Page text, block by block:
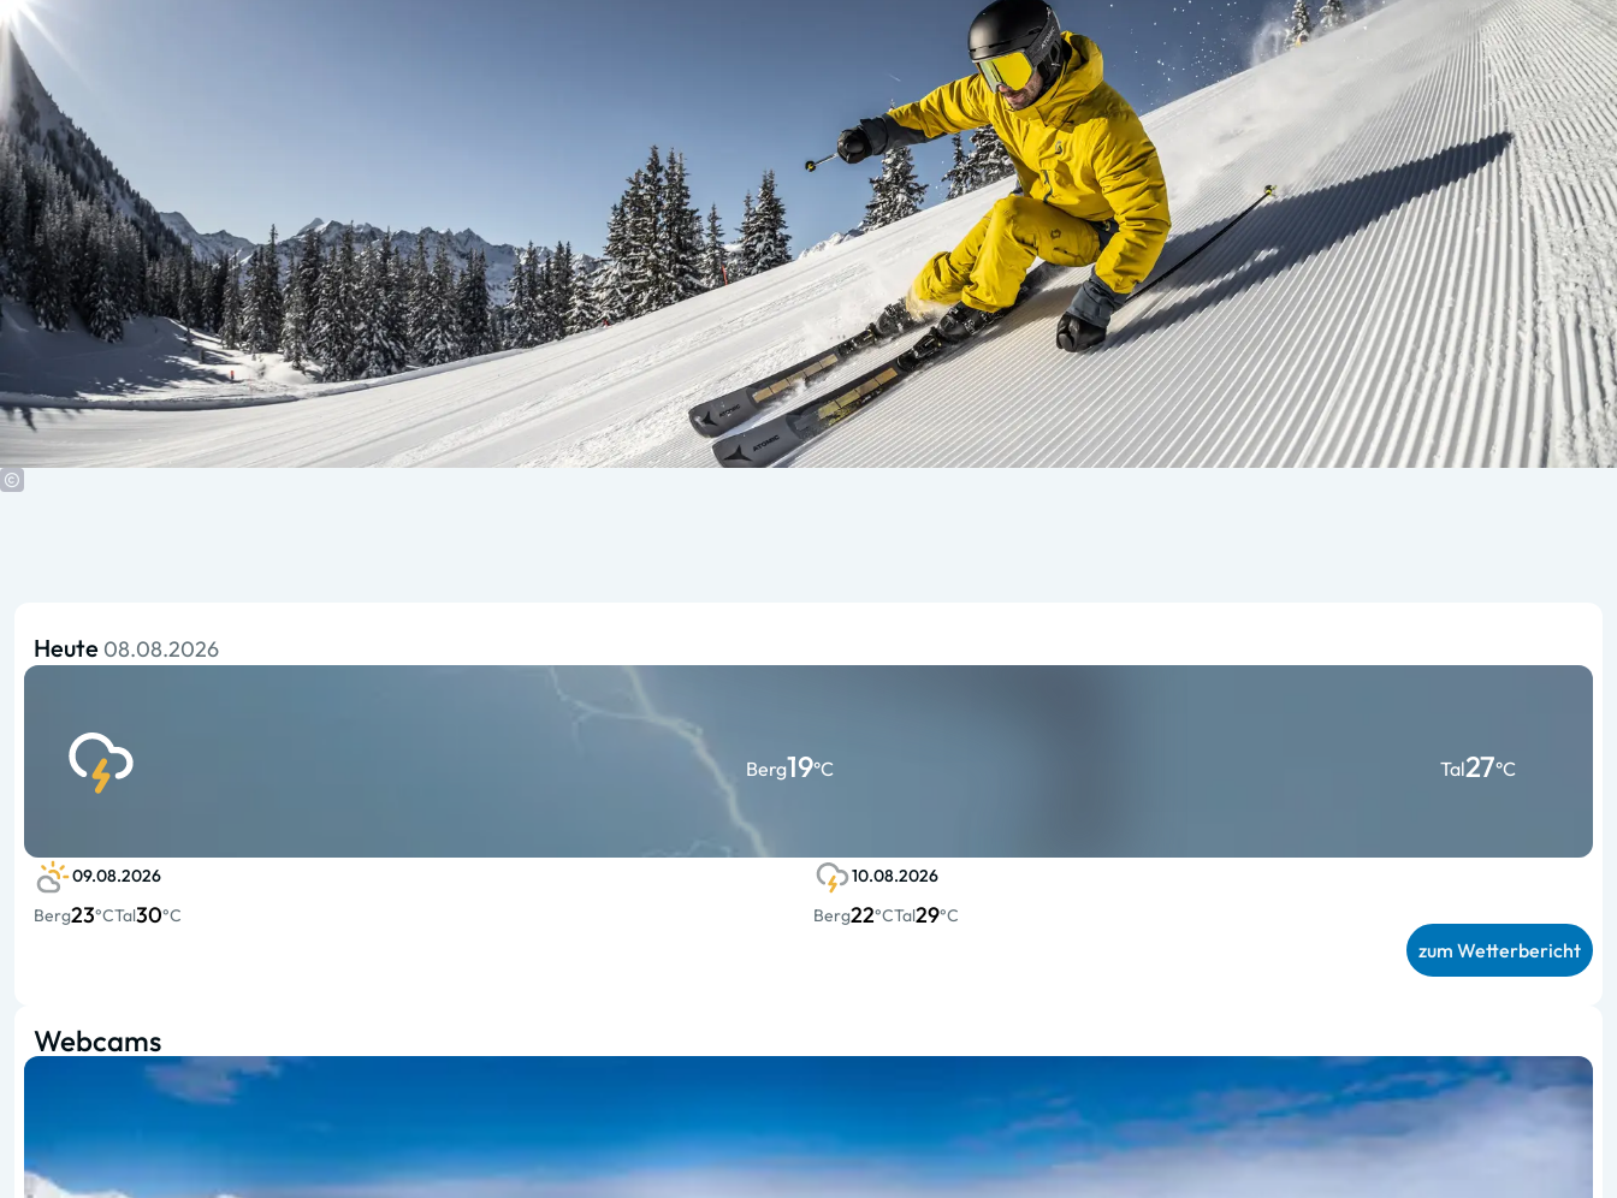
Heute 08.08.2026
Berg19°C Tal27°C
09.08.2026
Berg23°CTal30°C
10.08.2026
Berg22°CTal29°C
zum Wetterbericht
Webcams